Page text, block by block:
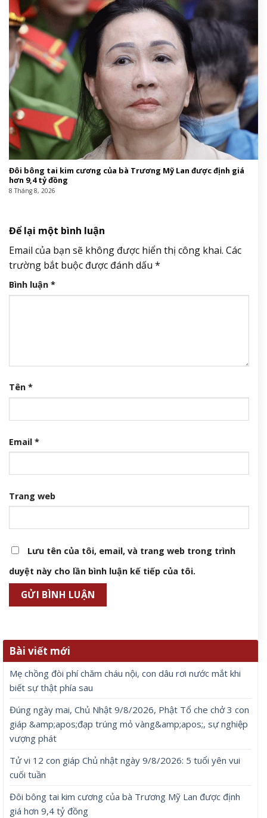
Đôi bông tai kim cương của bà Trương Mỹ Lan được định giá
hơn 9,4 tỷ đồng
8 Tháng 8, 2026
Để lại một bình luận
Email của bạn sẽ không được hiển thị công khai. Các
trường bắt buộc được đánh dấu *
Bình luận *
Tên *
Email *
Trang web
Lưu tên của tôi, email, và trang web trong trình
duyệt này cho lần bình luận kế tiếp của tôi.
Bài viết mới
Mẹ chồng đòi phí chăm cháu nội, con dâu rơi nước mắt khi
biết sự thật phía sau
Đúng ngày mai, Chủ Nhật 9/8/2026, Phật Tổ che chở 3 con
giáp &amp;apos;đạp trúng mỏ vàng&amp;apos;, sự nghiệp
vượng phát
Tử vi 12 con giáp Chủ nhật ngày 9/8/2026: 5 tuổi yên vui
cuối tuần
Đôi bông tai kim cương của bà Trương Mỹ Lan được định
giá hơn 9,4 tỷ đồng